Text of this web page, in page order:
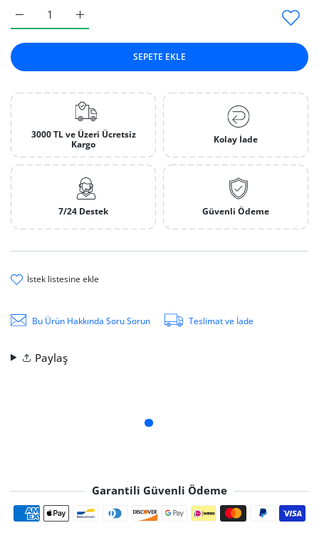
Sarı Dar Tel Fırça Default Title için adedi artırın
Sarı Dar Tel Fırça Default Title için adedi artırın
SEPETE EKLE
3000 TL ve Üzeri Ücretsiz
Kargo
Kolay İade
7/24 Destek Güvenli Ödeme
i̇stek li̇stesi̇ne ekle
Bu Ürün Hakkında Soru Sorun Teslimat ve İade
Paylaş
Garantili Güvenli Ödeme
Ödeme yöntemleri